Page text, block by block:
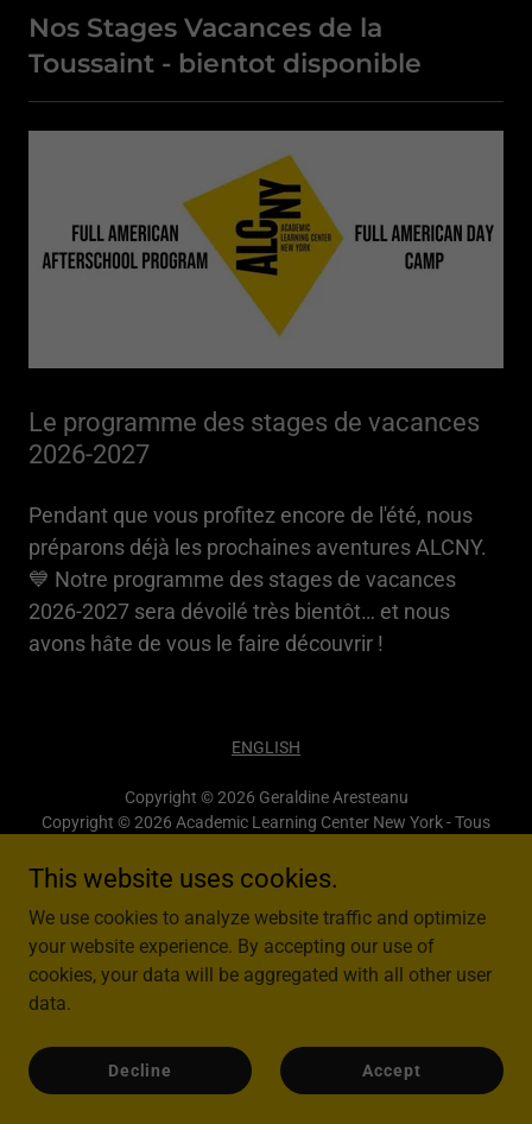
Nos Stages Vacances de la
Toussaint - bientot disponible
Le programme des stages de vacances
2026-2027
Pendant que vous profitez encore de l'été, nous
préparons déjà les prochaines aventures ALCNY.
💙 Notre programme des stages de vacances
2026-2027 sera dévoilé très bientôt… et nous
avons hâte de vous le faire découvrir !
ENGLISH
Copyright © 2026 Geraldine Aresteanu
Copyright © 2026 Academic Learning Center New York - Tous
Powered by
Offre d'emploi
This website uses cookies.
We use cookies to analyze website traffic and optimize
your website experience. By accepting our use of
cookies, your data will be aggregated with all other user
data.
Decline Accept